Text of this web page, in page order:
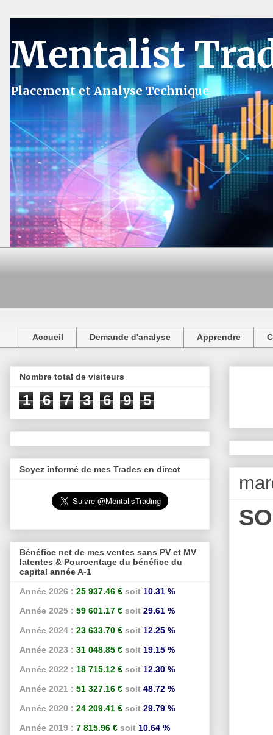
Mentalist
Placement et Analyse Technique
Accueil Demande d'analyse Apprendre
Nombre total de visiteurs
1 6 7 3 6 9 5
Soyez informé de mes Trades en direct
Bénéfice net de mes ventes sans PV et MV
latentes & Pourcentage du bénéfice du
capital année A-1
Année 2026 : 25 937.46 € soit 10.31 %
Année 2025 : 59 601.17 € soit 29.61 %
Année 2024 : 23 633.70 € soit 12.25 %
Année 2023 : 31 048.85 € soit 19.15 %
Année 2022 : 18 715.12 € soit 12.30 %
Année 2021 : 51 327.16 € soit 48.72 %
Année 2020 : 24 209.41 € soit 29.79 %
Année 2019 : 7 815.96 € soit 10.64 %